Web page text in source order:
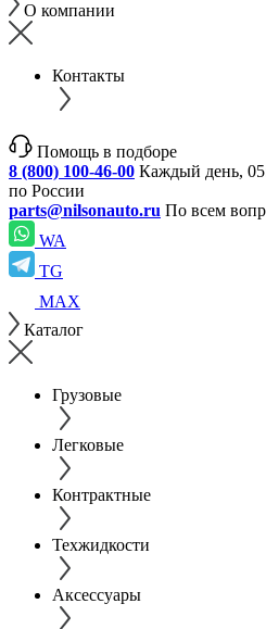
О компании
Контакты
Помощь в подборе
8 (800) 100-46-00 Каждый день,
по России
parts@nilsonauto.ru По всем
WA
TG
MAX
Каталог
Грузовые
Легковые
Контрактные
Техжидкости
Аксессуары